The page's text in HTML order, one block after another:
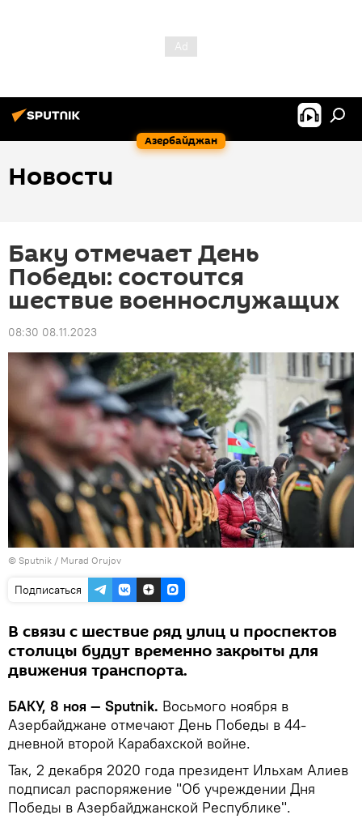
Азербайджан
Новости
Баку отмечает День
Победы: состоится
шествие военнослужащих
08:30 08.11.2023
© Sputnik / Murad Orujov
Подписаться
В связи с шествие ряд улиц и проспектов
столицы будут временно закрыты для
движения транспорта.
БАКУ, 8 ноя — Sputnik. Восьмого ноября в
Азербайджане отмечают День Победы в 44-
дневной второй Карабахской войне.
Так, 2 декабря 2020 года президент Ильхам Алиев
подписал распоряжение "Об учреждении Дня
Победы в Азербайджанской Республике".